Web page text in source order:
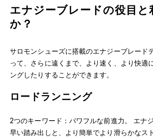
エナジーブレードの役目と
か？
サロモンシューズに搭載のエナジーブレード
って、さらに遠くまで、より速く、より快適
ングしたりすることができます。
ロードランニング
2つのキーワード：パワフルな前進力。 エナ
早い踏み出しと、より簡単でより滑らかなス